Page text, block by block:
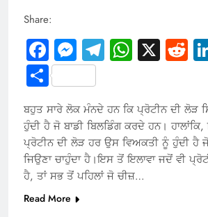
Share:
Facebook
Messenger
Telegram
X
Share
ਬਹੁਤ ਸਾਰੇ ਲੋਕ ਮੰਨਦੇ ਹਨ ਕਿ ਪ੍ਰੋਟੀਨ ਦੀ ਲੋੜ
ਹੁੰਦੀ ਹੈ ਜੋ ਬਾਡੀ ਬਿਲਡਿੰਗ ਕਰਦੇ ਹਨ।
ਪ੍ਰੋਟੀਨ ਦੀ ਲੋੜ ਹਰ ਉਸ ਵਿਅਕਤੀ ਨੂੰ ਹੁੰਦੀ ਹੈ
ਜਿਉਣਾ ਚਾਹੁੰਦਾ ਹੈ।ਇਸ ਤੋਂ ਇਲਾਵਾ ਜਦੋਂ ਵੀ
ਹੈ, ਤਾਂ ਸਭ ਤੋਂ ਪਹਿਲਾਂ ਜੋ ਚੀਜ਼…
Read More